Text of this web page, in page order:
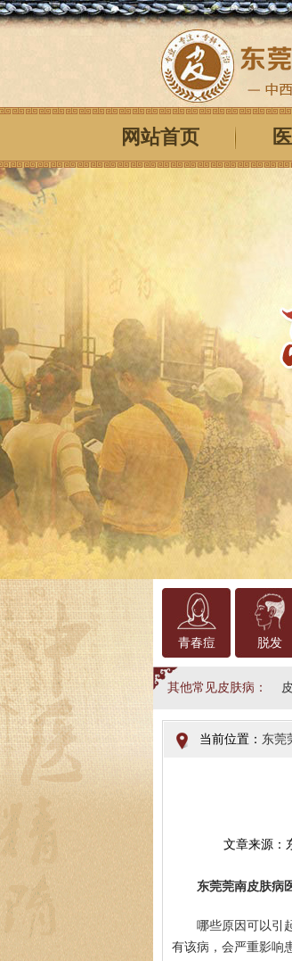
网站首页
青春痘 脱发
其他常见皮肤病：
当前位置： 东莞
文章来源：
东莞莞南皮肤病
哪些原因可以引
有该病，会严重影响